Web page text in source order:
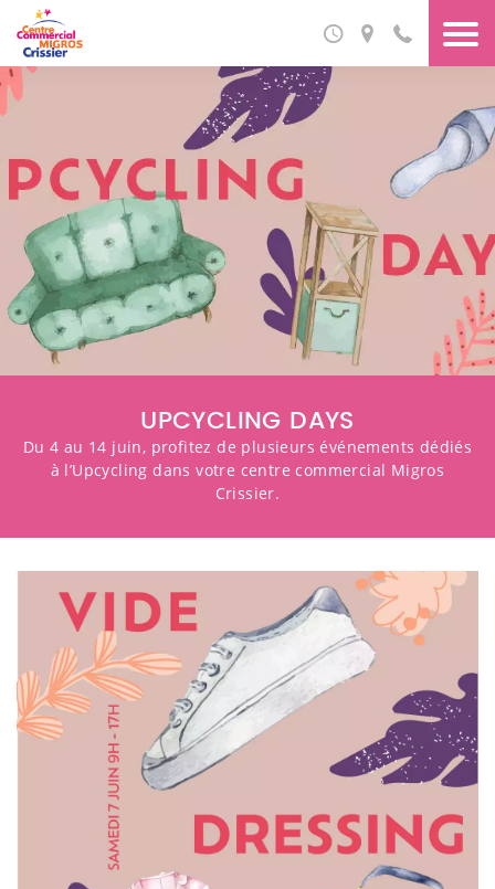
VOTRE CENTRE EST OUVERT JUSQU’A
COMMERCES ALIMENTAIRES
Lun-Jeu
08h30 à 20h00
Vendredi
08h30 à 21h00
Samedi
08h00 à 18h00
Dimanche
Fermé
COMMERCES NON-ALIMENTAIRES
Lun-Jeu
09h00 à 20h00
09h00 à 21h00
RESTAURATION
Lundi
08h30 à 20h00
Ma-Jeu
08h00 à 20h00
Vendredi
08h00 à 21h00
Samedi
07h30 à 18h00
UPCYCLING DAYS
Du 4 au 14 juin, profitez de plusieurs événements dédiés
à l’Upcycling dans votre centre commercial Migros
Crissier.